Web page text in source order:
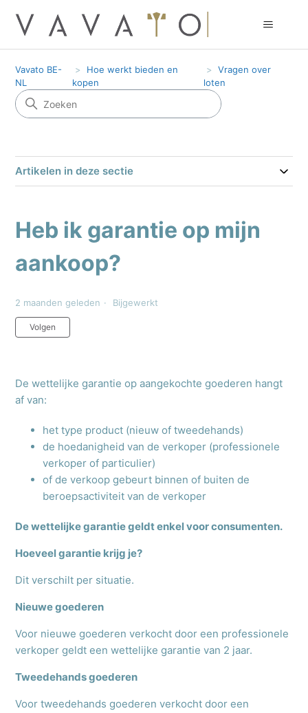
Vavato BE-
NL
Hoe werkt bieden en
kopen
Vragen over
loten
Artikelen in deze sectie
Heb ik garantie op mijn
aankoop?
2 maanden geleden Bijgewerkt
Volgen
De wettelijke garantie op aangekochte goederen hangt
af van:
het type product (nieuw of tweedehands)
de hoedanigheid van de verkoper (professionele
verkoper of particulier)
of de verkoop gebeurt binnen of buiten de
beroepsactiviteit van de verkoper
De wettelijke garantie geldt enkel voor consumenten.
Hoeveel garantie krijg je?
Dit verschilt per situatie.
Nieuwe goederen
Voor nieuwe goederen verkocht door een professionele
verkoper geldt een wettelijke garantie van 2 jaar.
Tweedehands goederen
Voor tweedehands goederen verkocht door een